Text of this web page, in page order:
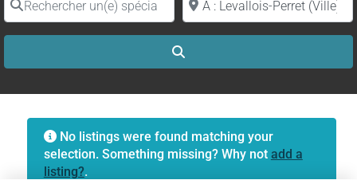
No listings were found matching your
selection. Something missing? Why not add a
listing?.